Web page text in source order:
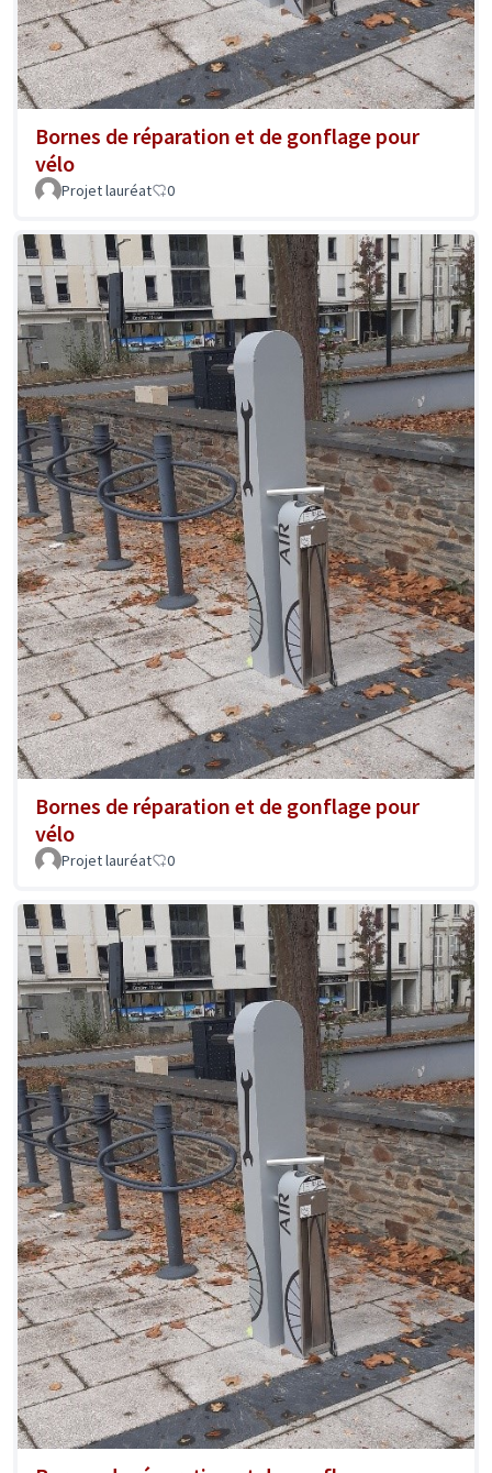
Bornes de réparation et de gonflage pour
vélo
Projet lauréat 0
Bornes de réparation et de gonflage pour
vélo
Projet lauréat 0